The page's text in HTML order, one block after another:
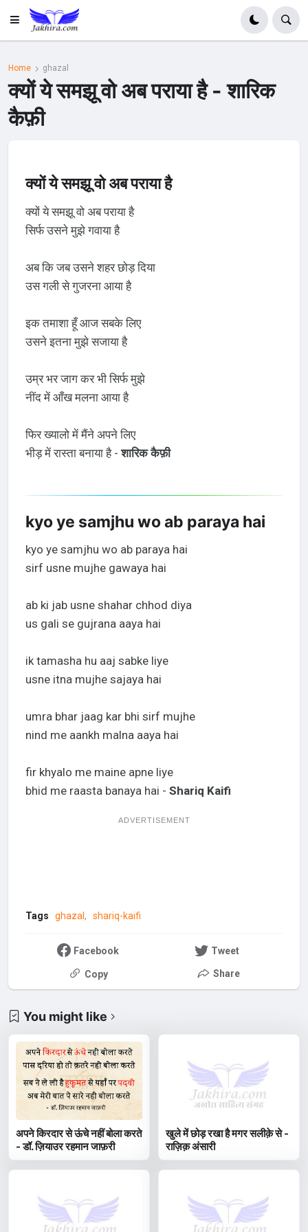
Home ghazal
क्यों ये समझू वो अब पराया है - शारिक
कैफ़ी
क्यों ये समझू वो अब पराया है
क्यों ये समझू वो अब पराया है
सिर्फ उसने मुझे गवाया है
अब कि जब उसने शहर छोड़ दिया
उस गली से गुजरना आया है
इक तमाशा हूँ आज सबके लिए
उसने इतना मुझे सजाया है
उम्र भर जाग कर भी सिर्फ मुझे
नींद में आँख मलना आया है
फिर ख्यालो में मैंने अपने लिए
भीड़ में रास्ता बनाया है -शारिक कैफ़ी
kyo ye samjhu wo ab paraya hai
kyo ye samjhu wo ab paraya hai
sirf usne mujhe gawaya hai
ab ki jab usne shahar chhod diya
us gali se gujrana aaya hai
ik tamasha hu aaj sabke liye
usne itna mujhe sajaya hai
umra bhar jaag kar bhi sirf mujhe
nind me aankh malna aaya hai
fir khyalo me maine apne liye
bhid me raasta banaya hai - Shariq Kaifi
ADVERTISEMENT
Tags ghazal shariq-kaifi
Facebook Tweet
Copy Share
You might like
अपने किरदार से ऊंचे नहीं बोला करते
- डॉ. ज़ियाउर रहमान जाफ़री
खुले में छोड़ रखा है मगर सलीक़े से -
राज़िक़ अंसारी